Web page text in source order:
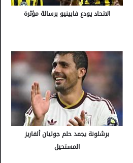
الاتحاد يودع فابينيو برسالة مؤثرة
برشلونة يجمد حلم جوليان ألفاريز
المستحيل